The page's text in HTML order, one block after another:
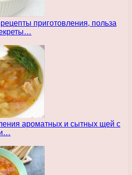
приготовления, польза
ароматных и сытных щей с